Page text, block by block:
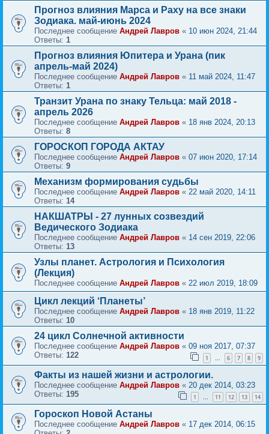
Прогноз влияния Марса и Раху на все знаки
Зодиака. май-июнь 2024
Последнее сообщение Андрей Лавров « 10 июн 2024, 21:44
Ответы: 1
Прогноз влияния Юпитера и Урана (пик
апрель-май 2024)
Последнее сообщение Андрей Лавров « 11 май 2024, 11:47
Ответы: 1
Транзит Урана по знаку Тельца: май 2018 -
апрель 2026
Последнее сообщение Андрей Лавров « 18 янв 2024, 20:13
Ответы: 8
ГОРОСКОП ГОРОДА АКТАУ
Последнее сообщение Андрей Лавров « 07 июн 2020, 17:14
Ответы: 9
Механизм формирования судьбы
Последнее сообщение Андрей Лавров « 22 май 2020, 14:11
Ответы: 14
НАКШАТРЫ - 27 лунных созвездий
Ведического Зодиака
Последнее сообщение Андрей Лавров « 14 сен 2019, 22:06
Ответы: 13
Узлы планет. Астрология и Психология
(Лекция)
Последнее сообщение Андрей Лавров « 22 июл 2019, 18:09
Цикл лекций ‘Планеты’
Последнее сообщение Андрей Лавров « 18 янв 2019, 11:22
Ответы: 10
24 цикл Солнечной активности
Последнее сообщение Андрей Лавров « 09 ноя 2017, 07:37
Ответы: 122 1 … 6 7 8 9
Факты из нашей жизни и астрологии.
Последнее сообщение Андрей Лавров « 20 дек 2014, 03:23
Ответы: 195 1 … 11 12 13 14
Гороскоп Новой Астаны
Последнее сообщение Андрей Лавров « 17 дек 2014, 06:15